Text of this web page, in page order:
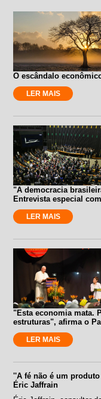
O escândalo
LER MAIS
"A democracia
Entrevista especial
LER MAIS
"Esta economia mata.
estruturas", afirma o
LER MAIS
''A fé não é um
Éric Jaffrain